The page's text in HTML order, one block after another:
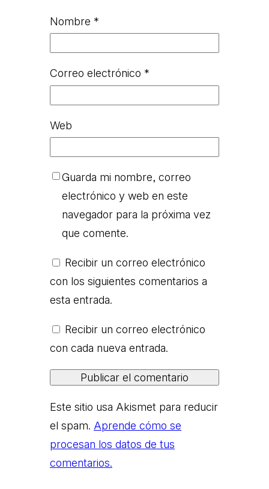
Nombre *
Correo electrónico *
Web
Guarda mi nombre, correo
electrónico y web en este
navegador para la próxima vez
que comente.
Recibir un correo electrónico
con los siguientes comentarios a
esta entrada.
Recibir un correo electrónico
con cada nueva entrada.
Este sitio usa Akismet para reducir
el spam. Aprende cómo se
procesan los datos de tus
comentarios.